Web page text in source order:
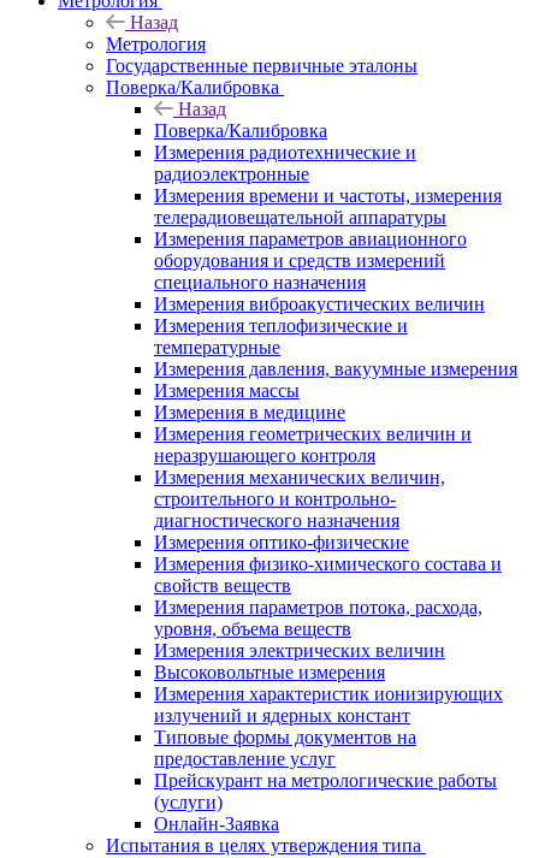
Назад
Метрология
Государственные первичные эталоны
Поверка/Калибровка
Назад
Поверка/Калибровка
Измерения радиотехнические и
радиоэлектронные
Измерения времени и частоты, измерения
телерадиовещательной аппаратуры
Измерения параметров авиационного
оборудования и средств измерений
специального назначения
Измерения виброакустических величин
Измерения теплофизические и
температурные
Измерения давления, вакуумные измерения
Измерения массы
Измерения в медицине
Измерения геометрических величин и
неразрушающего контроля
Измерения механических величин,
строительного и контрольно-
диагностического назначения
Измерения оптико-физические
Измерения физико-химического состава и
свойств веществ
Измерения параметров потока, расхода,
уровня, объема веществ
Измерения электрических величин
Высоковольтные измерения
Измерения характеристик ионизирующих
излучений и ядерных констант
Типовые формы документов на
предоставление услуг
Прейскурант на метрологические работы
(услуги)
Онлайн-Заявка
Испытания в целях утверждения типа